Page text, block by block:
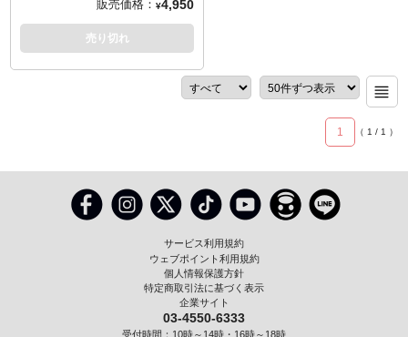
のような姿を再現しました。ゴ
ールドカラーでピッカピカのメ
ガネフレームの奥の瞳は、優し
れているような生き生きとした
ことスタン・リーをお手軽なア
クションフィギュアとして遊べ
るなんて…そこにあるのは
※この商品は入荷数の減数など
によりご予約をキャンセル頂く
ン・リー」商品は、（1次、2次
などトータルで）お一人様2点ま
でのご予約・注文とさせていた
だきます。お一人様で複数のご
予約、同住所でのご予約・注文
が確認されましたらキャンセル
とさせていただきますのでご注
販売価格： ¥4,950
売り切れ
1 （ 1 / 1 ）
サービス利用規約
ウェブポイント利用規約
個人情報保護方針
特定商取引法に基づく表示
企業サイト
03-4550-6333
受付時間：10時～14時・16時～18時